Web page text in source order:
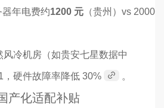
器年电费约1200 元 （贵州）vs 2000
风冷机房（如贵安七星数据中
硬件故障率降低 30% 。
产化适配补贴